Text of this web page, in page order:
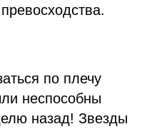
по плечу
неспособны
назад! Звезды